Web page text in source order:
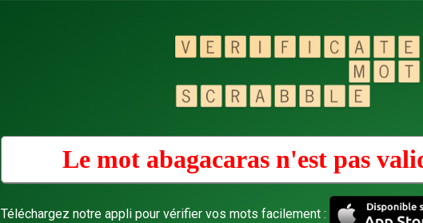
Le mot abagacaras n'est pas
Téléchargez notre appli pour vérifier vos mots facilement :